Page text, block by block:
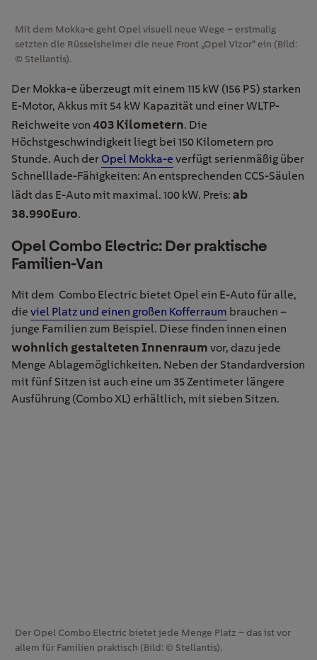
Mit dem Mokka-e geht Opel visuell neue Wege – erstmalig
setzten die Rüsselsheimer die neue Front „Opel Vizor“ ein (Bild:
© Stellantis).
Der Mokka-e überzeugt mit einem 115 kW (156 PS) starken
E-Motor, Akkus mit 54 kW Kapazität und einer WLTP-
Reichweite von 403 Kilometern. Die
Höchstgeschwindigkeit liegt bei 150 Kilometern pro
Stunde. Auch der Opel Mokka-e verfügt serienmäßig über
Schnelllade-Fähigkeiten: An entsprechenden CCS-Säulen
lädt das E-Auto mit maximal. 100 kW. Preis: ab
38.990Euro.
Opel Combo Electric: Der praktische
Familien-Van
Mit dem Combo Electric bietet Opel ein E-Auto für alle,
die viel Platz und einen großen Kofferraum brauchen –
junge Familien zum Beispiel. Diese finden innen einen
wohnlich gestalteten Innenraum vor, dazu jede
Menge Ablagemöglichkeiten. Neben der Standardversion
mit fünf Sitzen ist auch eine um 35 Zentimeter längere
Ausführung (Combo XL) erhältlich, mit sieben Sitzen.
Der Opel Combo Electric bietet jede Menge Platz – das ist vor
allem für Familien praktisch (Bild: © Stellantis).